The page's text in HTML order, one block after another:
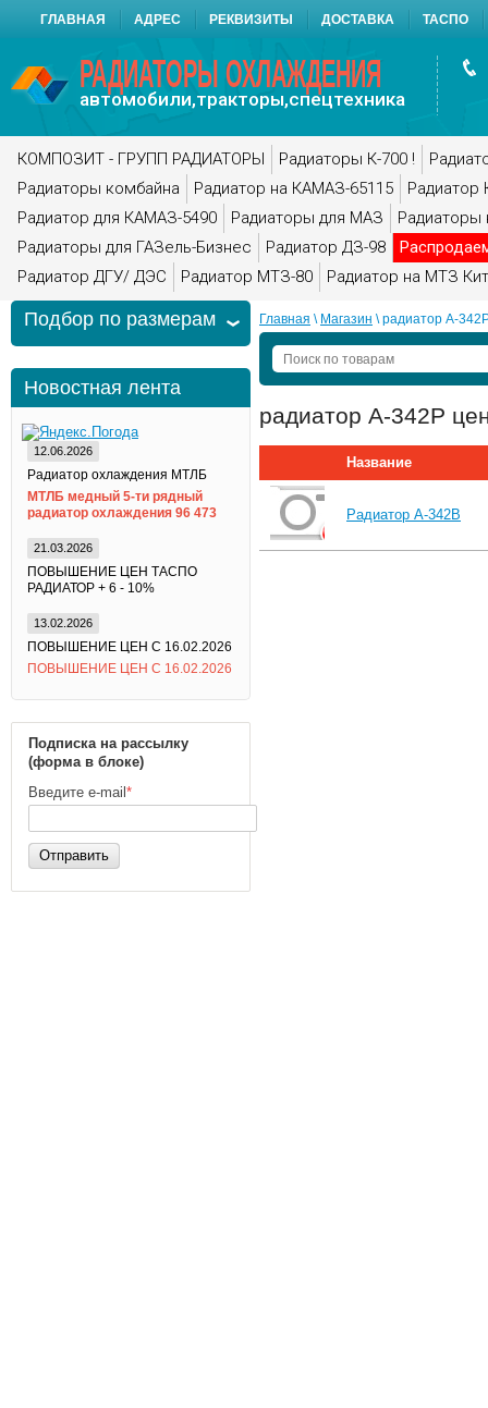
ГЛАВНАЯ АДРЕС РЕКВИЗИТЫ ДОСТАВКА ТАСПО
РАДИАТОРЫ ОХЛАЖДЕНИЯ
автомобили,тракторы,спецтехника
КОМПОЗИТ - ГРУПП РАДИАТОРЫ Радиаторы К-700 !
Радиаторы комбайна
Радиатор на КАМАЗ-65115
Радиатор
Радиатор для КАМАЗ-5490
Радиаторы для МАЗ
Радиаторы
Радиаторы для ГАЗель-Бизнес
Радиатор ДЗ-98
Радиатор ДГУ/ ДЭС
Радиатор МТЗ-80 Радиатор на МТЗ
Подбор по размерам
Новостная лента
12.06.2026
Радиатор охлаждения МТЛБ
МТЛБ медный 5-ти рядный
радиатор охлаждения 96 473
21.03.2026
ПОВЫШЕНИЕ ЦЕН ТАСПО
РАДИАТОР + 6 - 10%
13.02.2026
ПОВЫШЕНИЕ ЦЕН С 16.02.2026
ПОВЫШЕНИЕ ЦЕН С 16.02.2026
Подписка на рассылку
(форма в блоке)
Введите e-mail *
Отправить
Главная \ Магазин \ радиатор А-
радиатор А-342Р
Название
Радиатор А-342В